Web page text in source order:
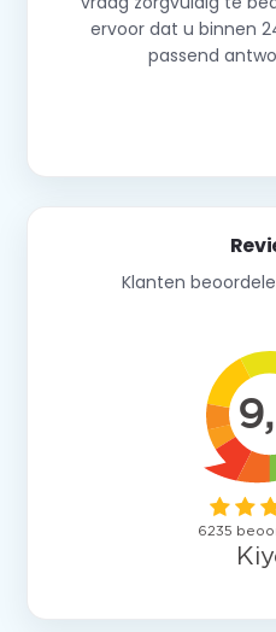
ervoor dat u binnen
passend
Klanten